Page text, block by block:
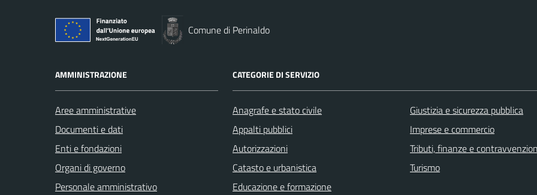
Comune di Perinaldo
AMMINISTRAZIONE
Aree amministrative
Documenti e dati
Enti e fondazioni
Organi di governo
Personale amministrativo
CATEGORIE DI SERVIZIO
Anagrafe e stato civile
Appalti pubblici
Autorizzazioni
Catasto e urbanistica
Educazione e formazione
Giustizia e sicurezza pubblica
Imprese e commercio
Tributi, finanze e
Turismo